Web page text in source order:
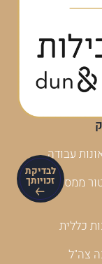
לבדיקת
זכויותך
עבודה
ממס
כללית
צה"ל